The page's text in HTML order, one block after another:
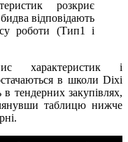
розкриє
відповідають
роботи (Тип1 і
характеристик і
в школи Dixi
тендерних закупівлях,
таблицю нижче